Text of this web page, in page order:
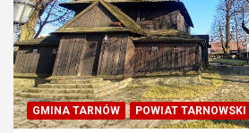
GMINA TARNÓW POWIAT TARNOWSKI